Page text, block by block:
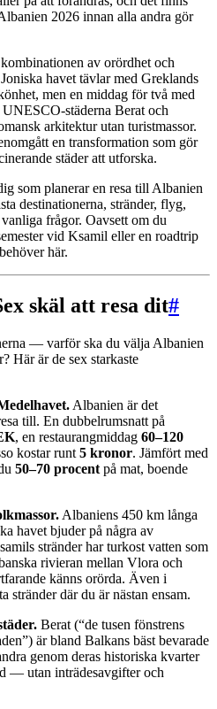
2026 innan alla andra gör
av orördhet och
havet tävlar med Greklands
men en middag för två med
UNESCO-städerna Berat och
arkitektur utan turistmassor.
en transformation som gör
städer att utforska.
som planerar en resa till Albanien
destinationerna, stränder, flyg,
frågor. Oavsett om du
vid Ksamil eller en roadtrip
här.
skäl att resa dit#
— varför ska du välja Albanien
Här är de sex starkaste
Albanien är det
till. En dubbelrumsnatt på
, en restaurangmiddag 60–120
kostar runt 5 kronor. Jämfört med
50–70 procent på mat, boende
Albaniens 450 km långa
havet bjuder på några av
stränder har turkost vatten som
rivieran mellan Vlora och
känns orörda. Även i
stränder där du är nästan ensam.
Berat (“de tusen fönstrens
är bland Balkans bäst bevarade
genom deras historiska kvarter
— utan inträdesavgifter och